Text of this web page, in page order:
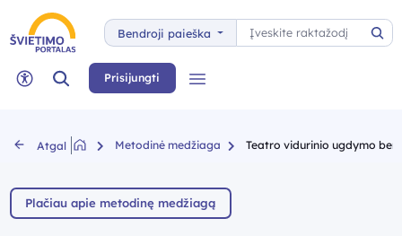
Bendroji paieška
Paieška
Neįgaliųjų rėžimas
Paieška Prisijungti
Atgal Metodinė medžiaga Teatro vidurinio ugdymo
Plačiau apie metodinę medžiagą